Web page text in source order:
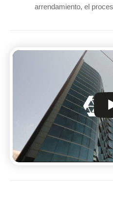
arrendamiento, el